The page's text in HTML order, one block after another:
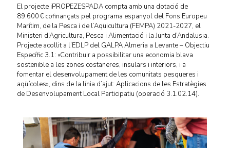
El projecte iPROPEZESPADA compta amb una dotació de
89.600 € cofinançats pel programa espanyol del Fons Europeu
Marítim, de la Pesca i de l’Aqüicultura (FEMPA) 2021-2027, el
Ministeri d’Agricultura, Pesca i Alimentació i la Junta d’Andalusia.
Projecte acollit a l’EDLP del GALPA Almeria a Levante – Objectiu
Específic 3.1: «Contribuir a possibilitar una economia blava
sostenible a les zones costaneres, insulars i interiors, i a
fomentar el desenvolupament de les comunitats pesqueres i
aqüícoles», dins de la línia d’ajut: Aplicacions de les Estratègies
de Desenvolupament Local Participatiu (operació 3.1.02.14).